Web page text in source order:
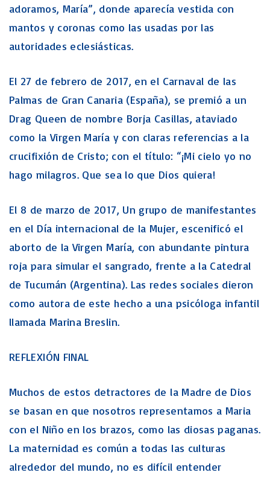
adoramos, María”, donde aparecía vestida con
mantos y coronas como las usadas por las
autoridades eclesiásticas.
El 27 de febrero de 2017, en el Carnaval de las
Palmas de Gran Canaria (España), se premió a un
Drag Queen de nombre Borja Casillas, ataviado
como la Virgen María y con claras referencias a la
crucifixión de Cristo; con el título: “¡Mi cielo yo no
hago milagros. Que sea lo que Dios quiera!
El 8 de marzo de 2017, Un grupo de manifestantes
en el Día internacional de la Mujer, escenificó el
aborto de la Virgen María, con abundante pintura
roja para simular el sangrado, frente a la Catedral
de Tucumán (Argentina). Las redes sociales dieron
como autora de este hecho a una psicóloga infantil
llamada Marina Breslin.
REFLEXIÓN FINAL
Muchos de estos detractores de la Madre de Dios
se basan en que nosotros representamos a Maria
con el Niño en los brazos, como las diosas paganas.
La maternidad es común a todas las culturas
alrededor del mundo, no es difícil entender